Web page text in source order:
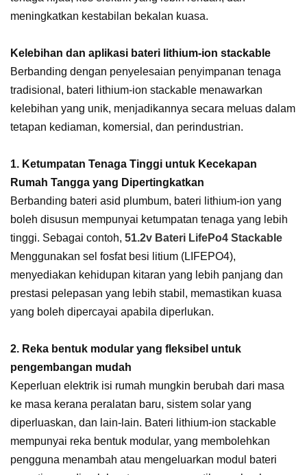
meningkatkan kestabilan bekalan kuasa.
Kelebihan dan aplikasi bateri lithium-ion stackable
Berbanding dengan penyelesaian penyimpanan tenaga
tradisional, bateri lithium-ion stackable menawarkan
kelebihan yang unik, menjadikannya secara meluas dalam
tetapan kediaman, komersial, dan perindustrian.
1. Ketumpatan Tenaga Tinggi untuk Kecekapan
Rumah Tangga yang Dipertingkatkan
Berbanding bateri asid plumbum, bateri lithium-ion yang
boleh disusun mempunyai ketumpatan tenaga yang lebih
tinggi. Sebagai contoh, 51.2v Bateri LifePo4 Stackable
Menggunakan sel fosfat besi litium (LIFEPO4),
menyediakan kehidupan kitaran yang lebih panjang dan
prestasi pelepasan yang lebih stabil, memastikan kuasa
yang boleh dipercayai apabila diperlukan.
2. Reka bentuk modular yang fleksibel untuk
pengembangan mudah
Keperluan elektrik isi rumah mungkin berubah dari masa
ke masa kerana peralatan baru, sistem solar yang
diperluaskan, dan lain-lain. Bateri lithium-ion stackable
mempunyai reka bentuk modular, yang membolehkan
pengguna menambah atau mengeluarkan modul bateri